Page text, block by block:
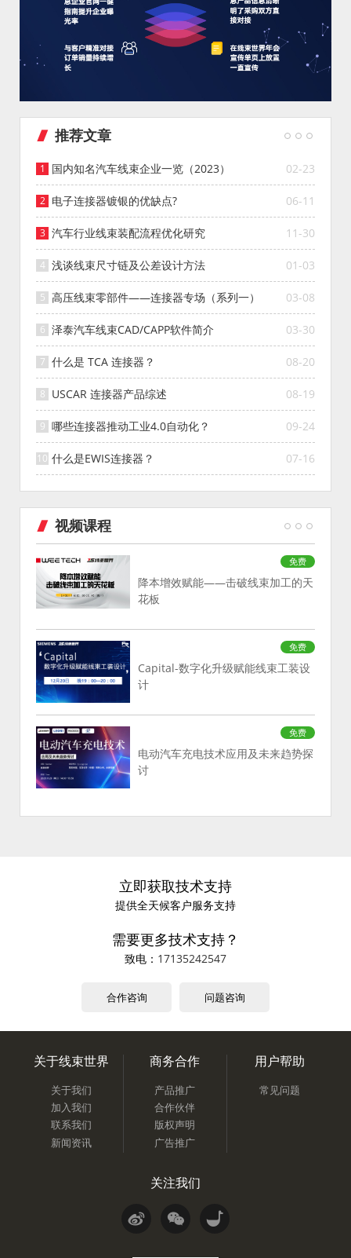
推荐文章
02-23
国内知名汽车线束企业一览（2023）
06-11
电子连接器镀银的优缺点?
11-30
汽车行业线束装配流程优化研究
01-03
浅谈线束尺寸链及公差设计方法
03-08
高压线束零部件——连接器专场（系列一）
03-30
泽泰汽车线束CAD/CAPP软件简介
08-20
什么是 TCA 连接器？
08-19
USCAR 连接器产品综述
09-24
哪些连接器推动工业4.0自动化？
07-16
什么是EWIS连接器？
视频课程
免费
降本增效赋能——击破线束加工的天
花板
免费
Capital-数字化升级赋能线束工装设
计
免费
电动汽车充电技术应用及未来趋势探
讨
立即获取技术支持
提供全天候客户服务支持
需要更多技术支持？
致电： 17135242547
合作咨询 问题咨询
关于线束世界
关于我们
加入我们
联系我们
新闻资讯
商务合作
产品推广
合作伙伴
版权声明
广告推广
用户帮助
常见问题
关注我们